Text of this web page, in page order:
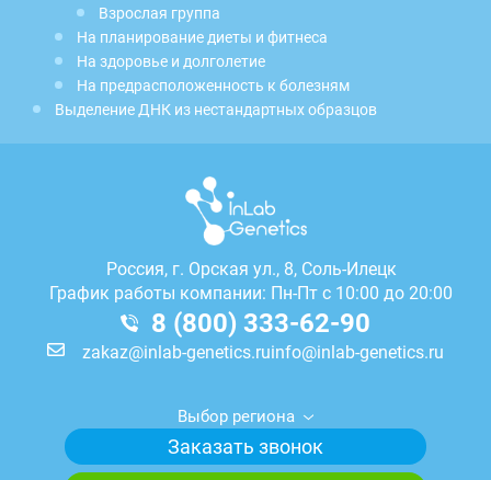
Взрослая группа
На планирование диеты и фитнеса
На здоровье и долголетие
На предрасположенность к болезням
Выделение ДНК из нестандартных образцов
Россия, г. Орская ул., 8, Соль-Илецк
График работы компании: Пн-Пт с 10:00 до 20:00
8 (800) 333-62-90
zakaz@inlab-genetics.ruinfo@inlab-genetics.ru
Выбор региона
Заказать звонок